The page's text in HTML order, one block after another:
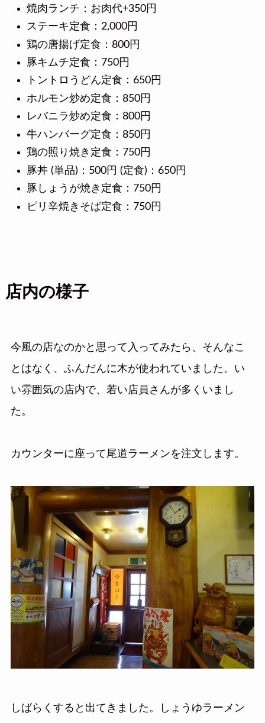
焼肉ランチ：お肉代+350円
ステーキ定食：2,000円
鶏の唐揚げ定食：800円
豚キムチ定食：750円
トントロうどん定食：650円
ホルモン炒め定食：850円
レバニラ炒め定食：800円
牛ハンバーグ定食：850円
鶏の照り焼き定食：750円
豚丼 (単品)：500円 (定食)：650円
豚しょうが焼き定食：750円
ピリ辛焼きそば定食：750円
店内の様子
今風の店なのかと思って入ってみたら、そんなこ
とはなく、ふんだんに木が使われていました。い
い雰囲気の店内で、若い店員さんが多くいまし
た。
カウンターに座って尾道ラーメンを注文します。
しばらくすると出てきました。しょうゆラーメン